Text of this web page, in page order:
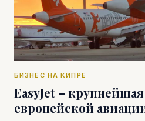
БИЗНЕС НА КИПРЕ
EasyJet –
европейской